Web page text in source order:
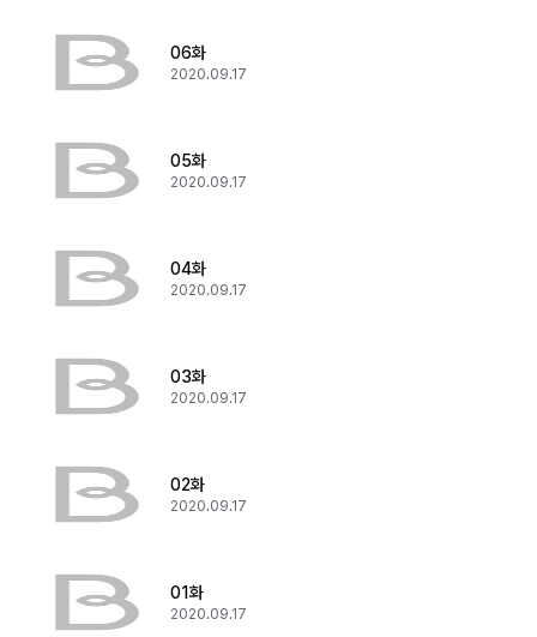
06화
2020.09.17
05화
2020.09.17
04화
2020.09.17
03화
2020.09.17
02화
2020.09.17
01화
2020.09.17